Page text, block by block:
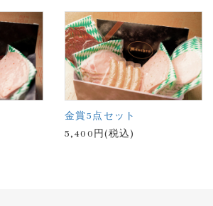
金賞5点セット
5,400円(税込)